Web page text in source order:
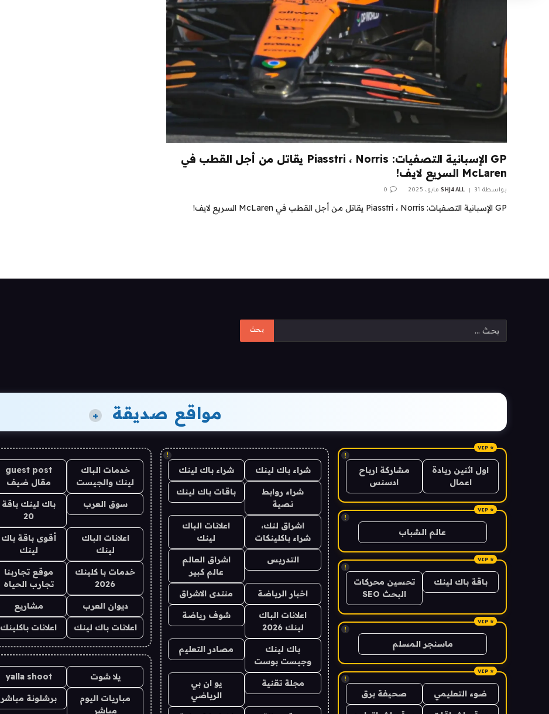
GP الإسبانية التصفيات: Piasstri ، Norris يقاتل من أجل القطب في
McLaren السريع لايف!
بواسطة SHJ4ALL 31 مايو، 2025 0
GP الإسبانية التصفيات: Piasstri ، Norris يقاتل من أجل القطب في McLaren السريع لايف!
مواقع صديقة +
!
اول اثنين ريادة
اعمال
مشاركة ارباح
ادسنس
!
عالم الشباب
!
باقة باك لينك
تحسين محركات
البحث SEO
!
ماسنجر المسلم
!
ضوء التعليمي صحيفة برق
!
شراء باك لينك شراء باك لينك
شراء روابط
نصية
باقات باك لينك
اشراق لنك،
شراء باكلينكات
اعلانات الباك
لينك
التدريس
اشراق العالم
عالم كبير
اخبار الرياضة منتدى الاشراق
اعلانات الباك
لينك 2026
شوف رياضة
باك لينك
وجيست بوست
مصادر التعليم
مجلة تقنية
يو ان بي
الرياضي
خدمات الباك
لينك والجيست
guest post
مقال ضيف
سوق العرب
باك لينك باقة
20
اعلانات الباك
لينك
أقوى باقة باك
لينك
خدمات با كلينك
2026
موقع تجاربنا
تجارب الحياه
ديوان العرب مشاريع
اعلانات باك لينك اعلانات باكلينك
يلا شوت yalla shoot
مباريات اليوم
مباشر
برشلونة مباشر